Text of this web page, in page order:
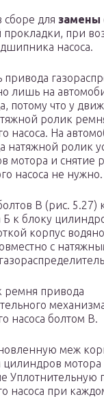
сборе для замены
прокладки, при
насоса.
лишь на
потому что у
ролик
насоса. На
натяжной ролик
мотора и снятие
насоса не нужно.
В (рис. 5.27)
Б к блоку
корпус
с
ремня привода
насоса болтом В.
меж
цилиндров мотора
Уплотнительную
насоса при